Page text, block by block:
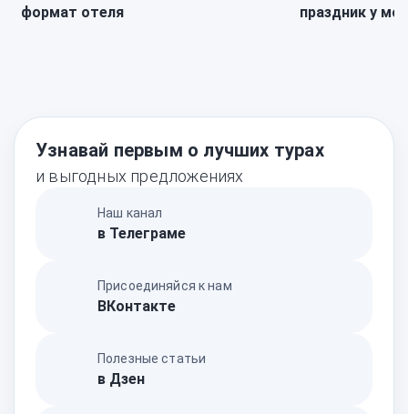
формат отеля
праздник у
Узнавай первым о лучших турах
и выгодных предложениях
Наш канал
в Телеграме
Присоединяйся к нам
ВКонтакте
Полезные статьи
в Дзен